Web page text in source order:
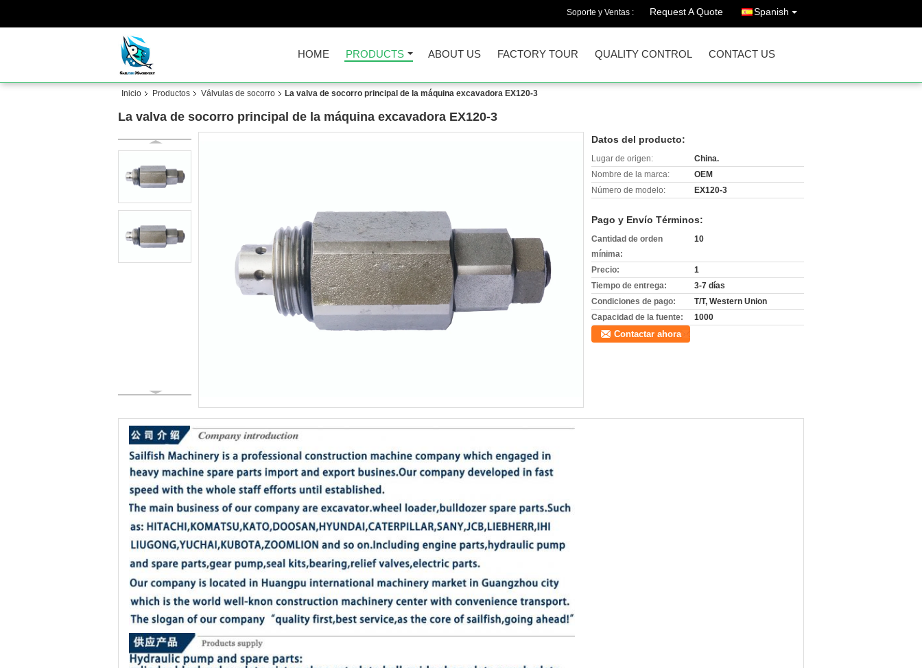
Soporte y Ventas : Request A Quote Spanish
HOME PRODUCTS ABOUT US FACTORY TOUR QUALITY CONTROL CONTACT US
Inicio Productos Válvulas de socorro La valva de socorro principal de la máquina excavadora EX120-3
La valva de socorro principal de la máquina excavadora EX120-3
Datos del producto:
Lugar de origen:
China.
Nombre de la marca:
OEM
Número de modelo:
EX120-3
Pago y Envío Términos:
Cantidad de orden
mínima:
10
Precio:
1
Tiempo de entrega:
3-7 días
Condiciones de pago:
T/T, Western Union
Capacidad de la fuente:
1000
Contactar ahora